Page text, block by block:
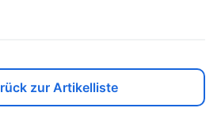
zur Artikelliste